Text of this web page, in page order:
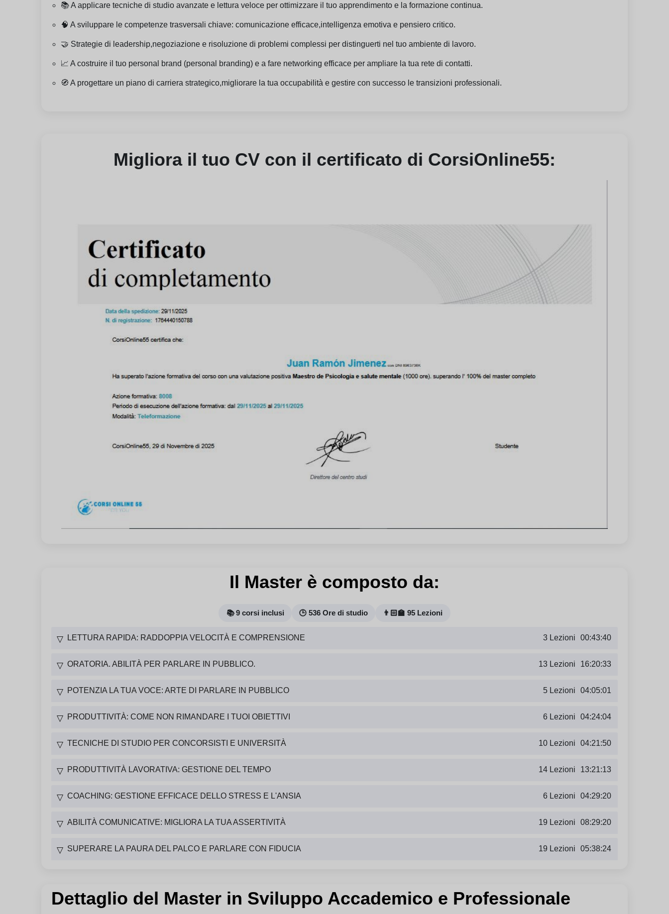
📚 A applicare tecniche di studio avanzate e lettura veloce per ottimizzare il tuo apprendimento e la formazione continua.
🧠 A sviluppare le competenze trasversali chiave: comunicazione efficace,intelligenza emotiva e pensiero critico.
🤝 Strategie di leadership,negoziazione e risoluzione di problemi complessi per distinguerti nel tuo ambiente di lavoro.
📈 A costruire il tuo personal brand (personal branding) e a fare networking efficace per ampliare la tua rete di contatti.
🧭 A progettare un piano di carriera strategico,migliorare la tua occupabilità e gestire con successo le transizioni professionali.
Migliora il tuo CV con il certificato di CorsiOnline55:
Il Master è composto da:
📚 9 corsi inclusi 🕒 536 Ore di studio 👨🏻‍🏫 95 Lezioni
▽ LETTURA RAPIDA: RADDOPPIA VELOCITÀ E COMPRENSIONE 3 Lezioni 00:43:40
▽ ORATORIA. ABILITÀ PER PARLARE IN PUBBLICO. 13 Lezioni 16:20:33
▽ POTENZIA LA TUA VOCE: ARTE DI PARLARE IN PUBBLICO 5 Lezioni 04:05:01
▽ PRODUTTIVITÀ: COME NON RIMANDARE I TUOI OBIETTIVI 6 Lezioni 04:24:04
▽ TECNICHE DI STUDIO PER CONCORSISTI E UNIVERSITÀ 10 Lezioni 04:21:50
▽ PRODUTTIVITÀ LAVORATIVA: GESTIONE DEL TEMPO 14 Lezioni 13:21:13
▽ COACHING: GESTIONE EFFICACE DELLO STRESS E L'ANSIA 6 Lezioni 04:29:20
▽ ABILITÀ COMUNICATIVE: MIGLIORA LA TUA ASSERTIVITÀ 19 Lezioni 08:29:20
▽ SUPERARE LA PAURA DEL PALCO E PARLARE CON FIDUCIA 19 Lezioni 05:38:24
Dettaglio del Master in Sviluppo Accademico e Professionale